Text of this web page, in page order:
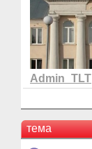
Admin_TLT
тема